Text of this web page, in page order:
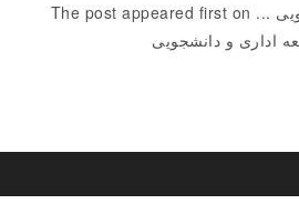
دانشجویی, مقنعه دانشجویی ... The post appeared first on
اداری و دانشجویی